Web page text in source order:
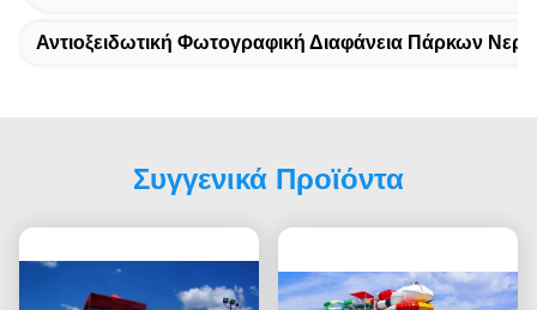
Αντιοξειδωτική Φωτογραφική Διαφάνεια Πάρκων
Συγγενικά Προϊόντα